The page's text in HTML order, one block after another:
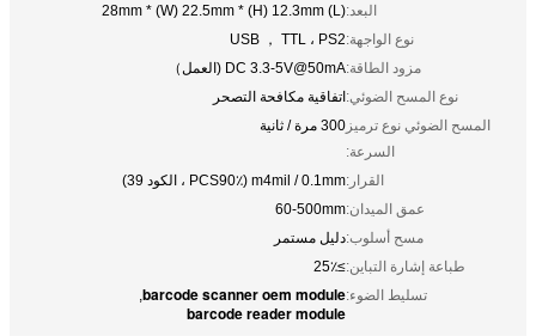
البعد:(L) 28mm * (W) 22.5mm * (H) 12.3mm
نوع الواجهة:USB ， TTL ، PS2
مزود الطاقة:DC 3.3-5V@50mA (العمل）
نوع المسح الضوئي:اتفاقية مكافحة التصحر
المسح الضوئي نوع ترميز
السرعة:
300 مرة / ثانية
القرار:m4mil / 0.1mm (PCS90٪ ، الكود 39)
عمق الميدان:60-500mm
مسح أسلوب:دليل مستمر
طباعة إشارة التباين:≥25٪
تسليط الضوء:barcode scanner oem module
,
barcode reader module